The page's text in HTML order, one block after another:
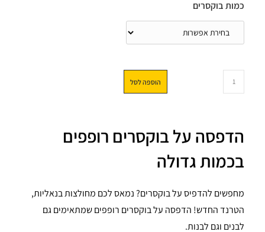
כמות בוקסרים
הוספה לסל
הדפסה על בוקסרים רופפים
בכמות גדולה
מחפשים להדפיס על בוקסרים? נמאס לכם מחולצות בנאליות,
הטרנד החדש! הדפסה על בוקסרים רופפים שמתאימים גם
לבנים וגם לבנות.